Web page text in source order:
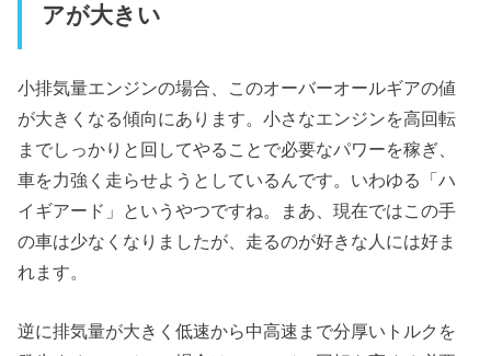
アが大きい
小排気量エンジンの場合、このオーバーオールギアの値
が大きくなる傾向にあります。小さなエンジンを高回転
までしっかりと回してやることで必要なパワーを稼ぎ、
車を力強く走らせようとしているんです。いわゆる「ハ
イギアード」というやつですね。まあ、現在ではこの手
の車は少なくなりましたが、走るのが好きな人には好ま
れます。
逆に排気量が大きく低速から中高速まで分厚いトルクを